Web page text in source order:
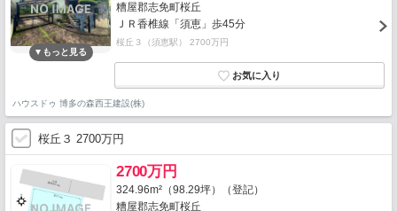
糟屋郡志免町桜丘
ＪＲ香椎線「須恵」歩45分
桜丘３（須恵駅） 2700万円
ハウスドゥ 博多の森西王建設(株)
桜丘３ 2700万円
2700万円
324.96m²（98.29坪）（登記）
糟屋郡志免町桜丘